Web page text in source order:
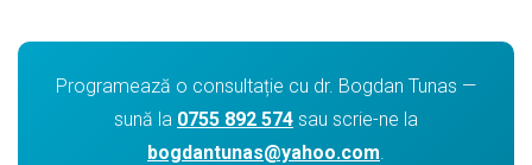
Programează o consultație cu dr. Bogdan Tunas —
sună la 0755 892 574 sau scrie-ne la
bogdantunas@yahoo.com.